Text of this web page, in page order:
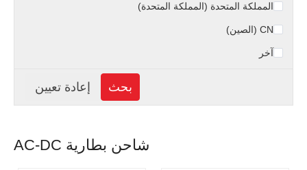
المملكة المتحدة (المملكة المتحدة)
CN (الصين)
آخر
شاحن بطارية AC-DC